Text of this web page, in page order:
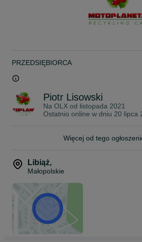
PRZEDSIĘBIORCA
Piotr Lisowski
Na OLX od listopada 2021
Ostatnio online w dniu 20 lipca
Więcej od tego
Libiąż,
Małopolskie